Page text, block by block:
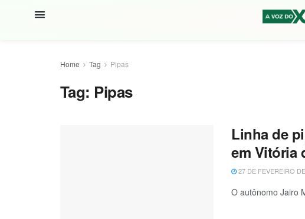
Home Tag Pipas
Tag: Pipas
Linha de
em Vitória
27 DE FEVEREIRO
O autônomo Jairo